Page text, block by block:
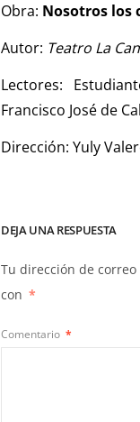
Obra: Nosotros los
Autor: Teatro La
Lectores:
Francisco José de
Dirección: Yuly
DEJA UNA RESPUESTA
Tu dirección de
con *
Comentario *